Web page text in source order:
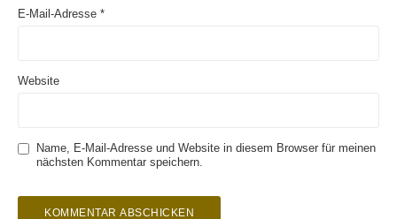
E-Mail-Adresse *
Website
Name, E-Mail-Adresse und Website in diesem Browser für meinen
nächsten Kommentar speichern.